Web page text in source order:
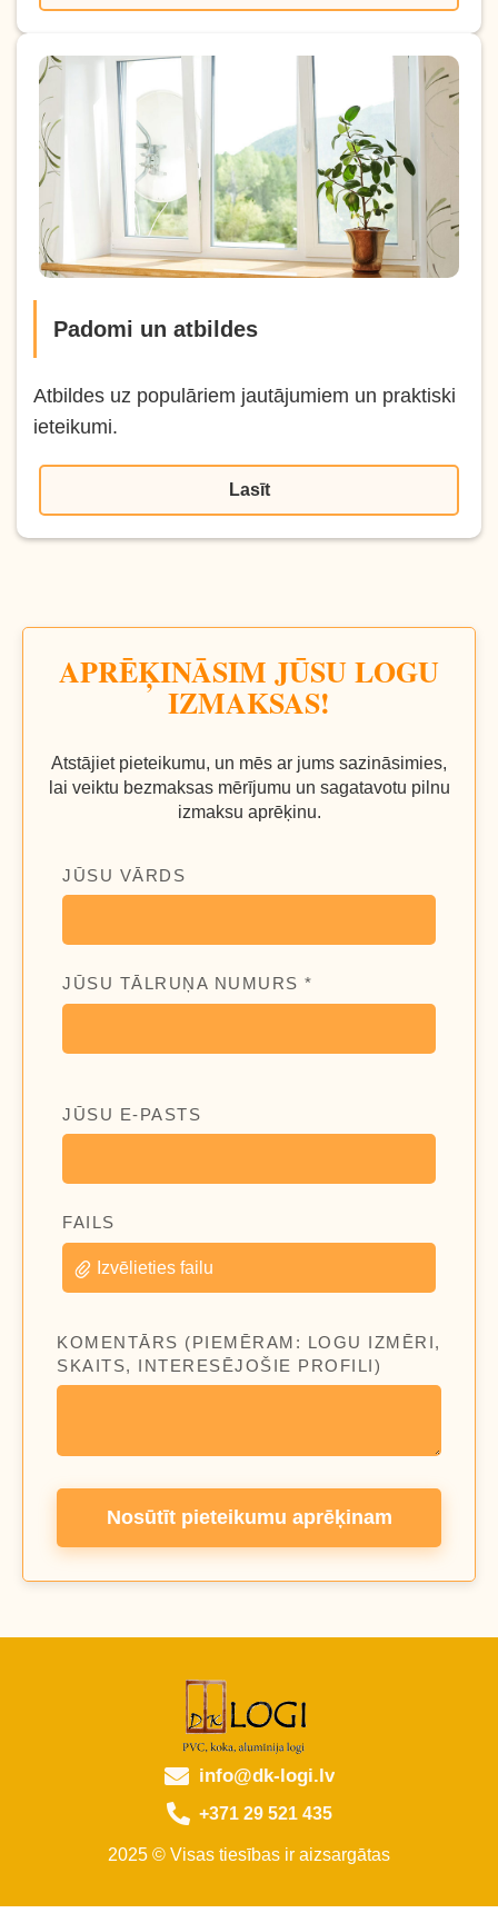
Padomi un atbildes
Atbildes uz populāriem jautājumiem un praktiski
ieteikumi.
Lasīt
APRĒĶINĀSIM JŪSU LOGU
IZMAKSAS!
Atstājiet pieteikumu, un mēs ar jums sazināsimies,
lai veiktu bezmaksas mērījumu un sagatavotu pilnu
izmaksu aprēķinu.
JŪSU VĀRDS
JŪSU TĀLRUŅA NUMURS *
JŪSU E-PASTS
FAILS
Izvēlieties failu
KOMENTĀRS (PIEMĒRAM: LOGU IZMĒRI,
SKAITS, INTERESĒJOŠIE PROFILI)
Nosūtīt pieteikumu aprēķinam
info@dk-logi.lv
+371 29 521 435
2025 © Visas tiesības ir aizsargātas